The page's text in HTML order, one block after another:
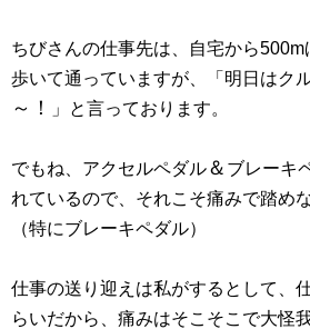
ちびさんの仕事先は、自宅から500m
歩いて通っていますが、「明日はク
～！ 」と言っております。
でもね、アクセルペダル＆ ブレーキ
れているので、それこそ痛みで踏め
（特にブレーキペダル）
仕事の送り迎えは私がするとして、
らいだから、痛みはそこそこで大怪